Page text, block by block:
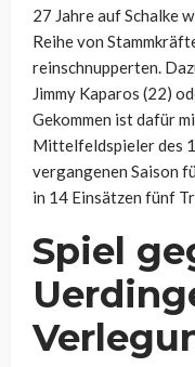
27 Jahre auf Schalke
Reihe von
reinschnupperten.
Jimmy Kaparos (22)
Gekommen ist dafür
Mittelfeldspieler des
vergangenen Saison
in 14 Einsätzen fünf
Spiel